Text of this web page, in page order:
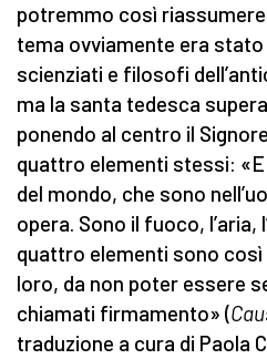
potremmo così
tema ovviamente era
scienziati e filosofi
ma la santa tedesca
ponendo al centro il
quattro elementi stessi:
del mondo, che sono
opera. Sono il fuoco, l’aria,
quattro elementi sono
loro, da non poter essere
chiamati firmamento» (
traduzione a cura di Paola